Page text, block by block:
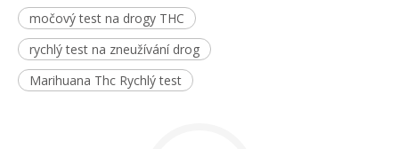
močový test na drogy THC
rychlý test na zneužívání drog
Marihuana Thc Rychlý test